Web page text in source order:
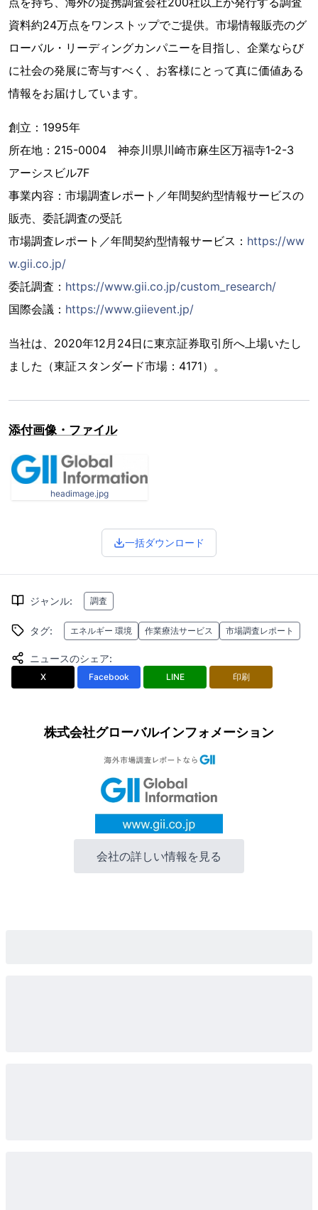
資料約24万点をワンストップでご提供。市場情報販売のグ
ローバル・リーディングカンパニーを目指し、企業ならび
に社会の発展に寄与すべく、お客様にとって真に価値ある
情報をお届けしています。
創立：1995年
所在地：215-0004 神奈川県川崎市麻生区万福寺1-2-3
アーシスビル7F
事業内容：市場調査レポート／年間契約型情報サービスの
販売、委託調査の受託
市場調査レポート／年間契約型情報サービス： https://ww
w.gii.co.jp/
委託調査： https://www.gii.co.jp/custom_research/
国際会議： https://www.giievent.jp/
当社は、2020年12月24日に東京証券取引所へ上場いたし
ました（東証スタンダード市場：4171）。
添付画像・ファイル
headimage.jpg
一括ダウンロード
ジャンル: 調査
タグ: エネルギー 環境 作業療法サービス 市場調査レポート
ニュースのシェア:
X Facebook LINE 印刷
株式会社グローバルインフォメーション
会社の詳しい情報を見る